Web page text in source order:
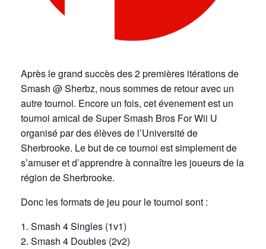
Après le grand succès des 2 premières itérations de
Smash @ Sherbz, nous sommes de retour avec un
autre tournoi. Encore un fois, cet évenement est un
tournoi amical de Super Smash Bros For Wii U
organisé par des élèves de l’Université de
Sherbrooke. Le but de ce tournoi est simplement de
s’amuser et d’apprendre à connaître les joueurs de la
région de Sherbrooke.
Donc les formats de jeu pour le tournoi sont :
1. Smash 4 Singles (1v1)
2. Smash 4 Doubles (2v2)